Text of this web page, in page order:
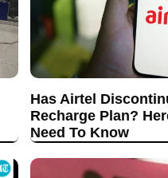
Has Airtel
Recharge Plan?
Need To Know